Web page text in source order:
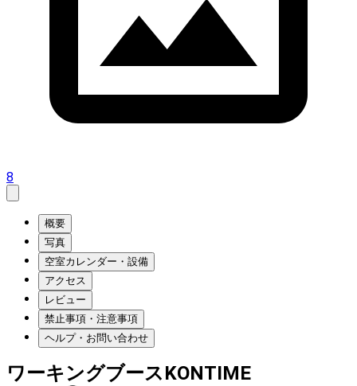
8
概要
写真
空室カレンダー・設備
アクセス
レビュー
禁止事項・注意事項
ヘルプ・お問い合わせ
ワーキングブースKONTIME